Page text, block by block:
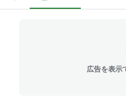
広告を表示